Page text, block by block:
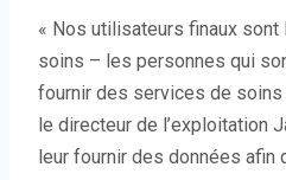
« Nos utilisateurs finaux
soins – les personnes qui
fournir des services de soins
le directeur de l’exploitation
leur fournir des données afin